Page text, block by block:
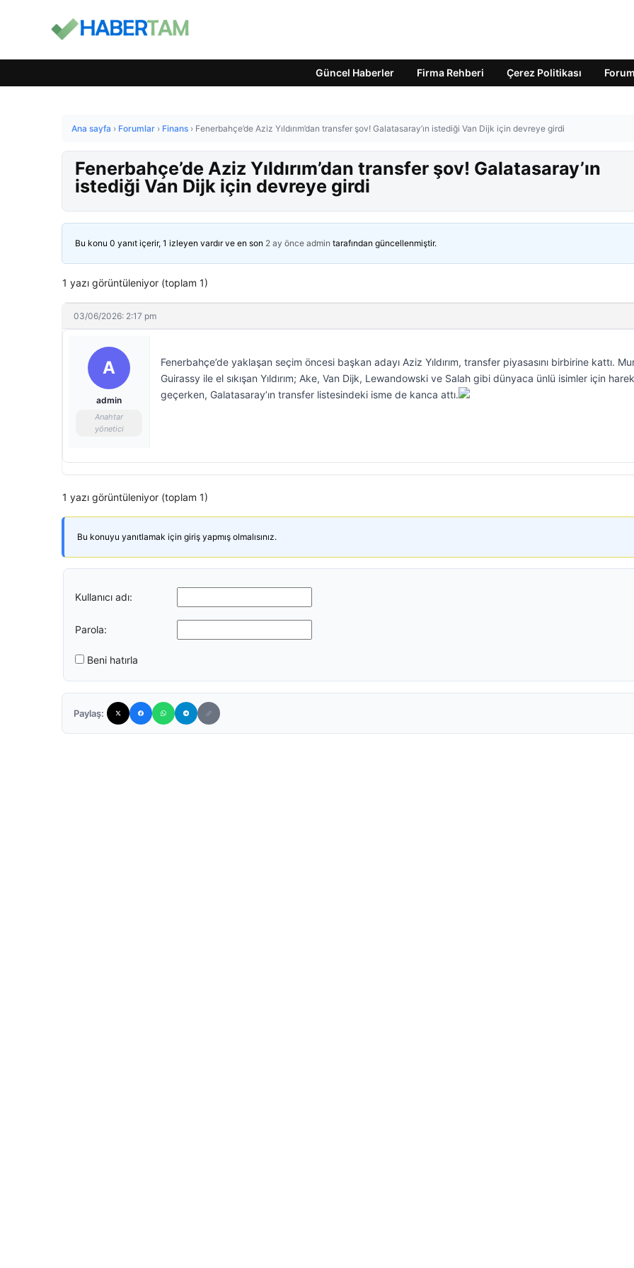
Güncel Haberler Firma Rehberi Çerez Politikası Forum
Ana sayfa › Forumlar › Finans › Fenerbahçe’de Aziz Yıldırım’dan transfer şov! Galatasaray’ın istediği Van Dijk için devreye girdi
Fenerbahçe’de Aziz Yıldırım’dan transfer şov! Galatasaray’ın
istediği Van Dijk için devreye girdi
Bu konu 0 yanıt içerir, 1 izleyen vardır ve en son 2 ay önce admin tarafından güncellenmiştir.
1 yazı görüntüleniyor (toplam 1)
03/06/2026: 2:17 pm
A
admin
Anahtar
yönetici
Fenerbahçe’de yaklaşan seçim öncesi başkan adayı Aziz Yıldırım, transfer piyasasını birbirine kattı.
Guirassy ile el sıkışan Yıldırım; Ake, Van Dijk, Lewandowski ve Salah gibi dünyaca ünlü isimler için
geçerken, Galatasaray’ın transfer listesindeki isme de kanca attı.
1 yazı görüntüleniyor (toplam 1)
Bu konuyu yanıtlamak için giriş yapmış olmalısınız.
Kullanıcı adı:
Parola:
Beni hatırla
Paylaş: